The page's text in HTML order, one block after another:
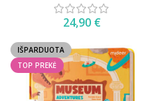
24,90 €
IŠPARDUOTA
TOP PREKĖ